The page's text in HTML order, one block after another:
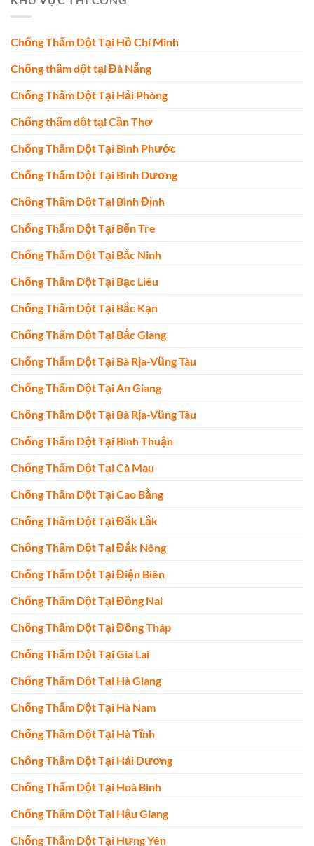
Chống Thấm Dột Tại Hồ Chí Minh
Chống thấm dột tại Đà Nẵng
Chống Thấm Dột Tại Hải Phòng
Chống thấm dột tại Cần Thơ
Chống Thấm Dột Tại Bình Phước
Chống Thấm Dột Tại Bình Dương
Chống Thấm Dột Tại Bình Định
Chống Thấm Dột Tại Bến Tre
Chống Thấm Dột Tại Bắc Ninh
Chống Thấm Dột Tại Bạc Liêu
Chống Thấm Dột Tại Bắc Kạn
Chống Thấm Dột Tại Bắc Giang
Chống Thấm Dột Tại Bà Rịa-Vũng Tàu
Chống Thấm Dột Tại An Giang
Chống Thấm Dột Tại Bà Rịa-Vũng Tàu
Chống Thấm Dột Tại Bình Thuận
Chống Thấm Dột Tại Cà Mau
Chống Thấm Dột Tại Cao Bằng
Chống Thấm Dột Tại Đắk Lắk
Chống Thấm Dột Tại Đắk Nông
Chống Thấm Dột Tại Điện Biên
Chống Thấm Dột Tại Đồng Nai
Chống Thấm Dột Tại Đồng Tháp
Chống Thấm Dột Tại Gia Lai
Chống Thấm Dột Tại Hà Giang
Chống Thấm Dột Tại Hà Nam
Chống Thấm Dột Tại Hà Tĩnh
Chống Thấm Dột Tại Hải Dương
Chống Thấm Dột Tại Hoà Bình
Chống Thấm Dột Tại Hậu Giang
Chống Thấm Dột Tại Hưng Yên